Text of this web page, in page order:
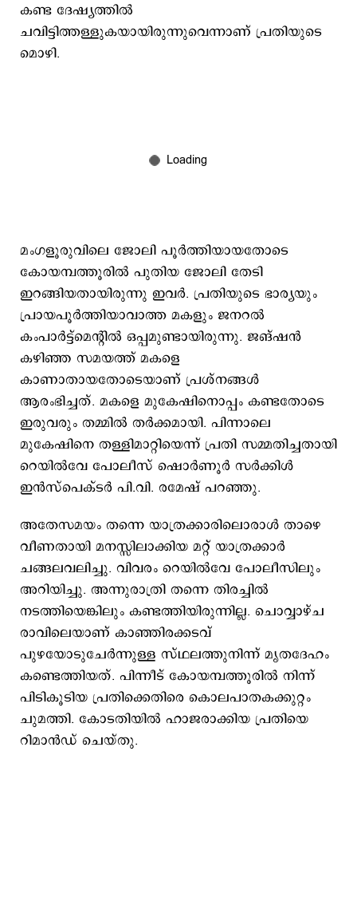
കണ്ട ദേഷ്യത്തില്‍
ചവിട്ടിത്തള്ളുകയായിരുന്നുവെന്നാണ് പ്രതിയുടെ
മൊഴി.
മംഗളൂരുവിലെ ജോലി പൂര്‍ത്തിയായതോടെ
കോയമ്പത്തൂരില്‍ പുതിയ ജോലി തേടി
ഇറങ്ങിയതായിരുന്നു ഇവര്‍. പ്രതിയുടെ ഭാര്യയും
പ്രായപൂര്‍ത്തിയാവാത്ത മകളും ജനറല്‍
കംപാര്‍ട്ട്മെന്റില്‍ ഒപ്പമുണ്ടായിരുന്നു. ജങ്ഷന്‍
കഴിഞ്ഞ സമയത്ത് മകളെ
കാണാതായതോടെയാണ് പ്രശ്നങ്ങള്‍
ആരംഭിച്ചത്. മകളെ മുകേഷിനൊപ്പം കണ്ടതോടെ
ഇരുവരും തമ്മില്‍ തര്‍ക്കമായി. പിന്നാലെ
മുകേഷിനെ തള്ളിമാറ്റിയെന്ന് പ്രതി സമ്മതിച്ചതായി
റെയിൽവേ പോലീസ് ഷൊർണൂർ സർക്കിൾ
ഇൻസ്‌പെക്ടർ പി.വി. രമേഷ് പറഞ്ഞു.
അതേസമയം തന്നെ യാത്രക്കാരിലൊരാള്‍ താഴെ
വീണതായി മനസ്സിലാക്കിയ മറ്റ് യാത്രക്കാര്‍
ചങ്ങലവലിച്ചു. വിവരം റെയിൽവേ പോലീസിലും
അറിയിച്ചു. അന്നുരാത്രി തന്നെ തിരച്ചില്‍
നടത്തിയെങ്കിലും കണ്ടത്തിയിരുന്നില്ല. ചൊവ്വാഴ്ച
രാവിലെയാണ് കാഞ്ഞിരക്കടവ്
പുഴയോടുചേർന്നുള്ള സ്ഥലത്തുനിന്ന് മൃതദേഹം
കണ്ടെത്തിയത്. പിന്നീട് കോയമ്പത്തൂരിൽ നിന്ന്
പിടികൂടിയ പ്രതിക്കെതിരെ കൊലപാതകക്കുറ്റം
ചുമത്തി. കോടതിയിൽ ഹാജരാക്കിയ പ്രതിയെ
റിമാൻഡ് ചെയ്തു.